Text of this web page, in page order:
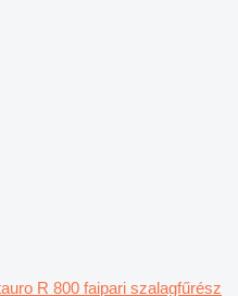
R 800 faipari szalagfűrész